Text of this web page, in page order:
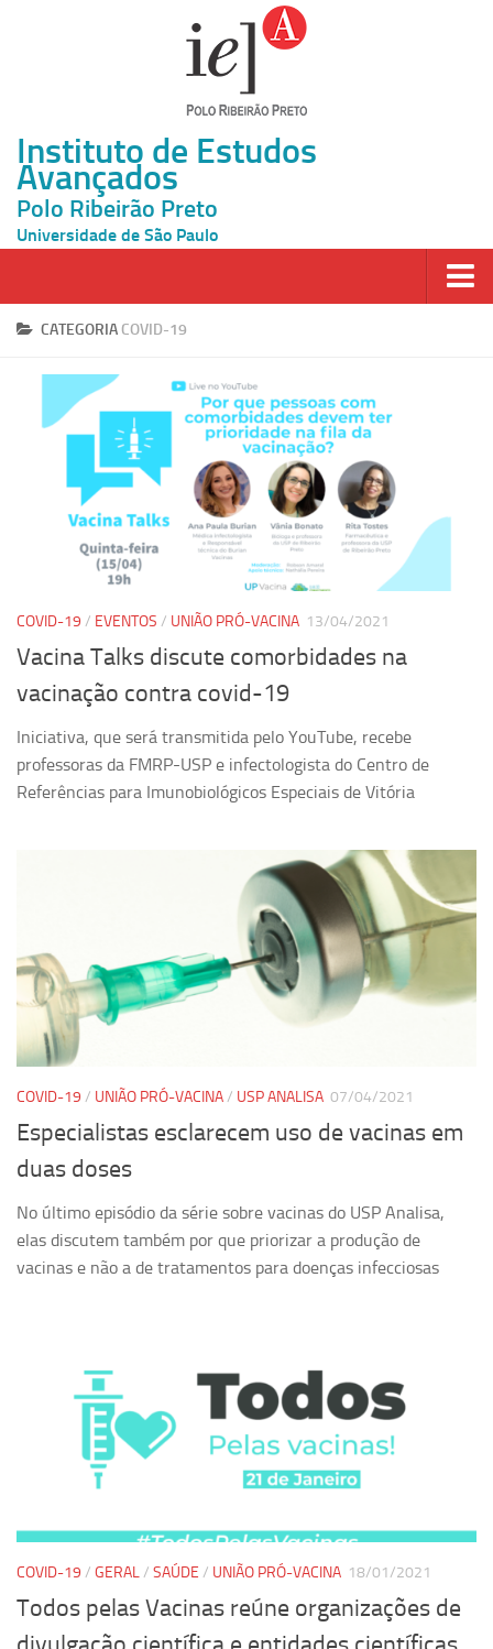
Instituto de Estudos
Avançados
Polo Ribeirão Preto
Universidade de São Paulo
Página Inicial
Inscrição
Cátedras
Pesquisa
Grupos de Estudo
em Saúde com foco em Populações Vulneráveis
Grupos de estudo encerrados
Grupos de Pesquisa
Direito e Tecnologia (Tech Law)
Grupo de Pesquisa GPUBLIC – Centro de Estudos em Gestão
e Políticas Públicas Contemporâneas
Grupos de pesquisa encerrados
Ano Sabático
Cíntia Rosa Pereira de Lima
Cristina Godoy Bernardo de Oliveira (FDRP)
Fabiana Cristina Severi (FDRP)
Fernando de Lima Caneppele
Professores Seniores Encerrados
Institucional
Polo Ribeirão Preto
Estrutura do polo
Espaço de Eventos
Projetos
CATEGORIA COVID-19
COVID-19 / EVENTOS / UNIÃO PRÓ-VACINA 13/04/2021
Vacina Talks discute comorbidades na
vacinação contra covid-19
Iniciativa, que será transmitida pelo YouTube, recebe
professoras da FMRP-USP e infectologista do Centro de
Referências para Imunobiológicos Especiais de Vitória
COVID-19 / UNIÃO PRÓ-VACINA/ USP ANALISA 07/04/2021
Especialistas esclarecem uso de vacinas em
duas doses
No último episódio da série sobre vacinas do USP Analisa,
elas discutem também por que priorizar a produção de
vacinas e não a de tratamentos para doenças infecciosas
COVID-19 / GERAL/ SAÚDE / UNIÃO PRÓ-VACINA 18/01/2021
Todos pelas Vacinas reúne organizações de